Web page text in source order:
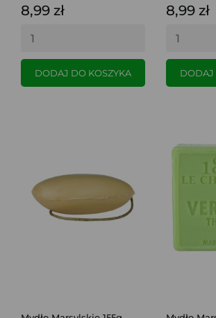
8,99 zł
DODAJ DO KOSZYKA
8,99 zł
DODAJ